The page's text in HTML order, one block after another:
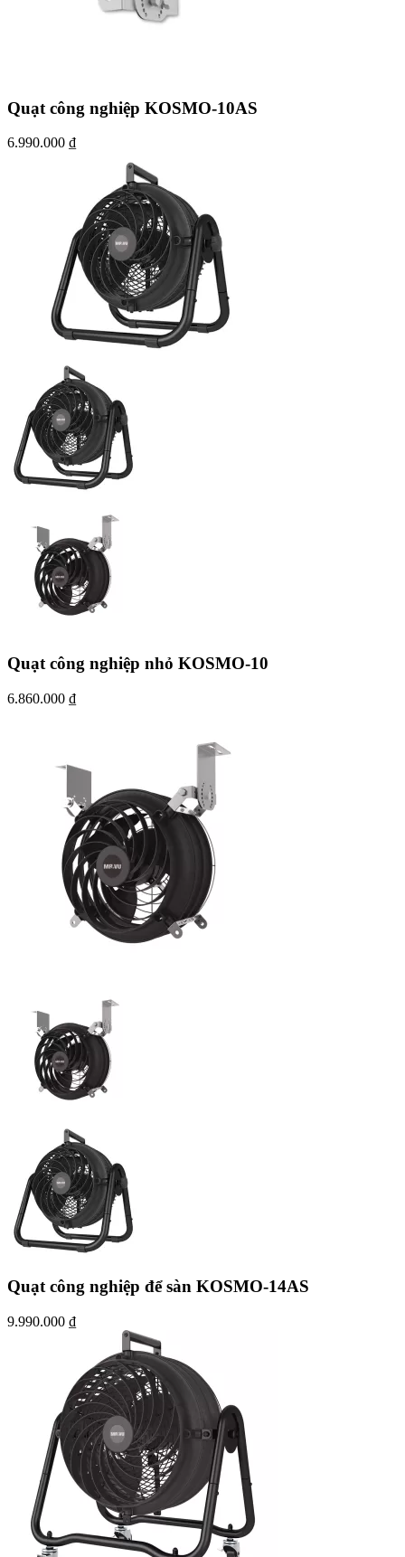
Quạt công nghiệp KOSMO-10AS
6.990.000 ₫
Quạt công nghiệp nhỏ KOSMO-10
6.860.000 ₫
Quạt công nghiệp để sàn KOSMO-14AS
9.990.000 ₫